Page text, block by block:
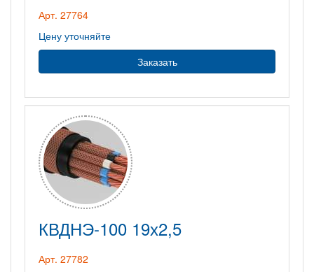
Арт. 27764
Цену уточняйте
Заказать
КВДНЭ-100 19х2,5
Арт. 27782